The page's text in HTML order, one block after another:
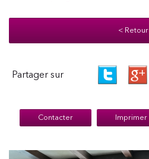
< Retour
Partager sur
Contacter Imprimer